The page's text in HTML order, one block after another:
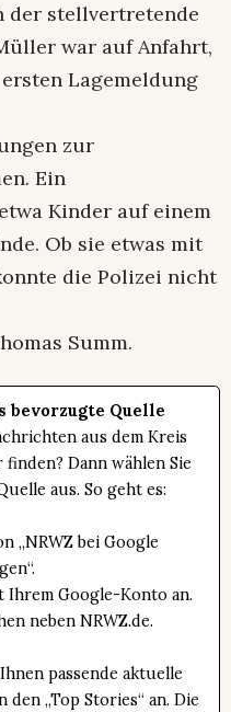
der stellvertretende
war auf Anfahrt,
Lagemeldung
zur
Ein
Kinder auf einem
Ob sie etwas mit
die Polizei nicht
Summ.
bevorzugte Quelle
aus dem Kreis
Dann wählen Sie
aus. So geht es:
„NRWZ bei Google
Ihrem Google-Konto an.
neben NRWZ.de.
passende aktuelle
„Top Stories“ an. Die